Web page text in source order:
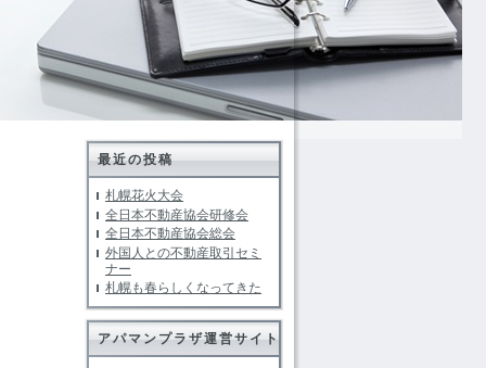
最近の投稿
札幌花火大会
全日本不動産協会研修会
全日本不動産協会総会
外国人との不動産取引セミ
ナー
札幌も春らしくなってきた
アパマンプラザ運営サイト